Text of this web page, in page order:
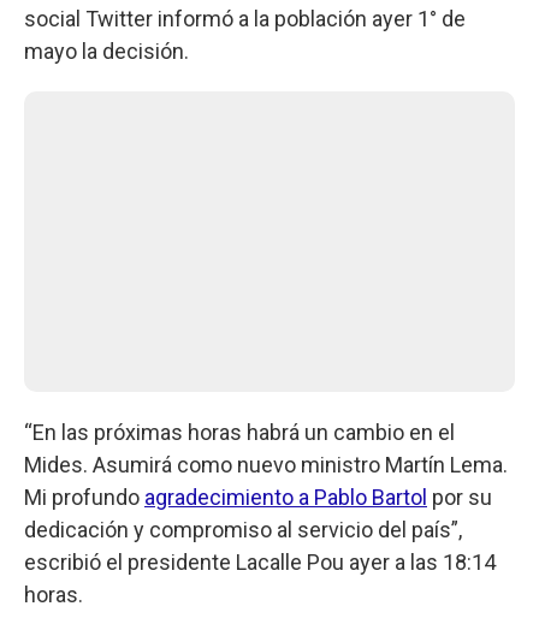
social Twitter informó a la población ayer 1° de
mayo la decisión.
“En las próximas horas habrá un cambio en el
Mides. Asumirá como nuevo ministro Martín Lema.
Mi profundo agradecimiento a Pablo Bartol por su
dedicación y compromiso al servicio del país”,
escribió el presidente Lacalle Pou ayer a las 18:14
horas.